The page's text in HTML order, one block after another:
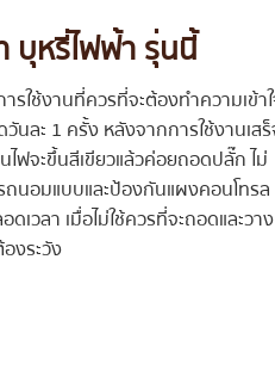
บุหรี่ไฟฟ้า รุ่นนี้
ใช้งานที่ควรที่จะต้องทำความเข้า
นละ 1 ครั้ง หลังจากการใช้งานเส
ฟจะขึ้นสีเขียวแล้วค่อยถอดปลั๊ก ไม่
ถนอมแบบและป้องกันแผงคอนโทรล
วลา เมื่อไม่ใช้ควรที่จะถอดและวาง
งระวัง